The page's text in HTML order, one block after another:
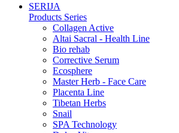
SERIJA
Products Series
Collagen Active
Altai Sacral - Health Line
Bio rehab
Corrective Serum
Ecosphere
Master Herb - Face Care
Placenta Line
Tibetan Herbs
Snail
SPA Technology